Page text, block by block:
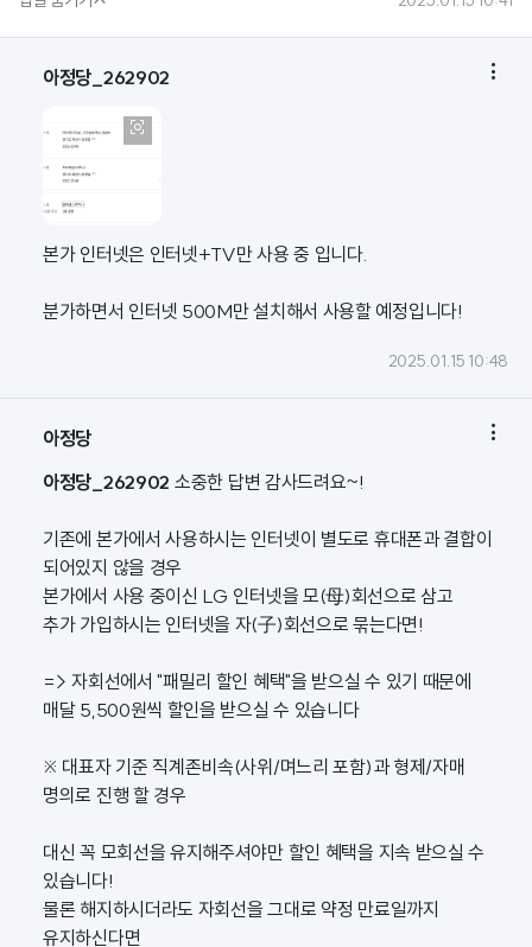
아정당_262902 

본가 인터넷은 인터넷+TV만 사용 중 입니다.
분가하면서 인터넷 500M만 설치해서 사용할 예정입니다!
2025.01.15 10:48
아정당 
아정당_262902 소중한 답변 감사드려요~!
기존에 본가에서 사용하시는 인터넷이 별도로 휴대폰과 결합이
되어있지 않을 경우
본가에서 사용 중이신 LG 인터넷을 모(母)회선으로 삼고
추가 가입하시는 인터넷을 자(子)회선으로 묶는다면!
=> 자회선에서 "패밀리 할인 혜택"을 받으실 수 있기 때문에
매달 5,500원씩 할인을 받으실 수 있습니다
※ 대표자 기준 직계존비속(사위/며느리 포함)과 형제/자매
명의로 진행 할 경우
대신 꼭 모회선을 유지해주셔야만 할인 혜택을 지속 받으실 수
있습니다!
물론 해지하시더라도 자회선을 그대로 약정 만료일까지
유지하신다면